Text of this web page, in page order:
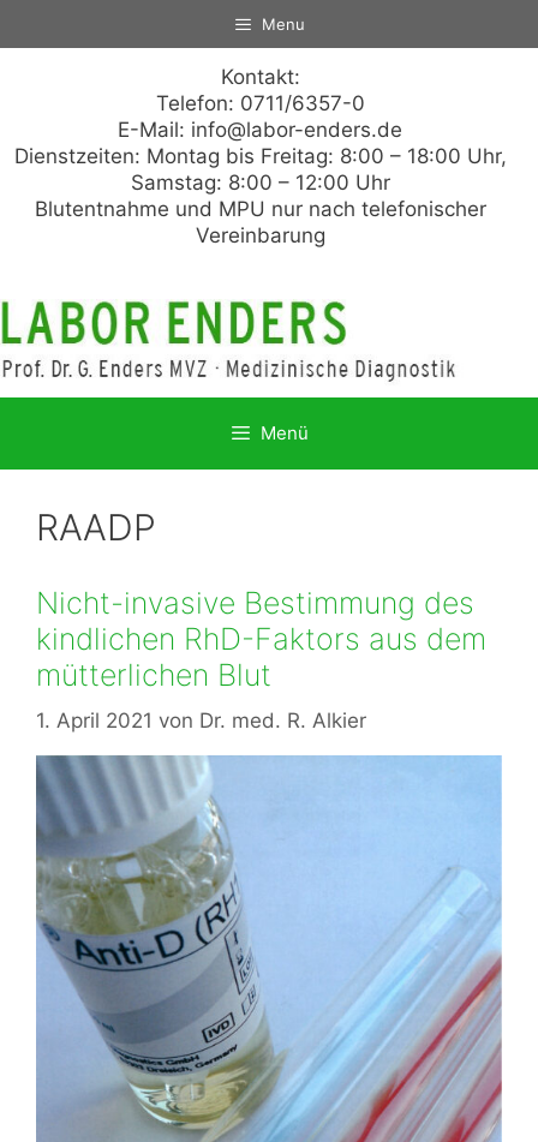
Menu
Kontakt:
Telefon: 0711/6357-0
E-Mail: info@labor-enders.de
Dienstzeiten: Montag bis Freitag: 8:00 – 18:00 Uhr,
Samstag: 8:00 – 12:00 Uhr
Blutentnahme und MPU nur nach telefonischer
Vereinbarung
Menü
RAADP
Nicht-invasive Bestimmung des
kindlichen RhD-Faktors aus dem
mütterlichen Blut
1. April 2021 von Dr. med. R. Alkier